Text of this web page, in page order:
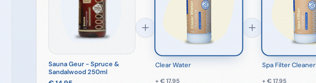
Sauna Geur - Spruce &
Sandalwood 250ml
Clear Water
+€ 17,95
Spa Filter Cleaner
+€ 17,95